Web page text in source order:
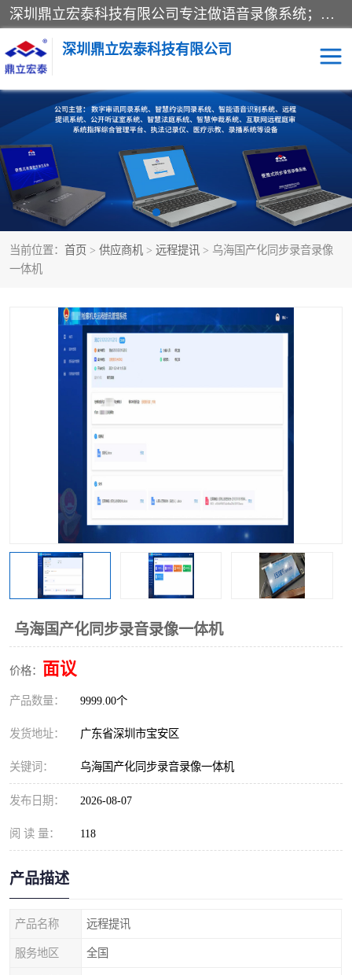
深圳鼎立宏泰科技有限公司专注做语音录像系统；主要服务有：约谈室同步录音录像系统、设计数字询问同步录音录像、数字约谈室同步录音录像、公开听证室、智慧庭审、智能语音识别转写、远程提讯（提审）、记录仪、远程指挥综合管理平台、录播系统等
深圳鼎立宏泰科技有限公司
当前位置： 首页 > 供应商机 > 远程提讯 > 乌海国产化同步录音录像
一体机
乌海国产化同步录音录像一体机
价格： 面议
产品数量： 9999.00个
发货地址： 广东省深圳市宝安区
关键词： 乌海国产化同步录音录像一体机
发布日期： 2026-08-07
阅 读 量： 118
产品描述
产品名称 远程提讯
服务地区 全国
同步录音录像设备 便携式审讯设备
数字法庭 听证室
远程提讯 语音识别